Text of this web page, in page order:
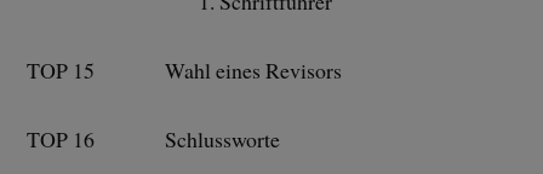
TOP 15 Wahl eines Revisors
TOP 16 Schlussworte